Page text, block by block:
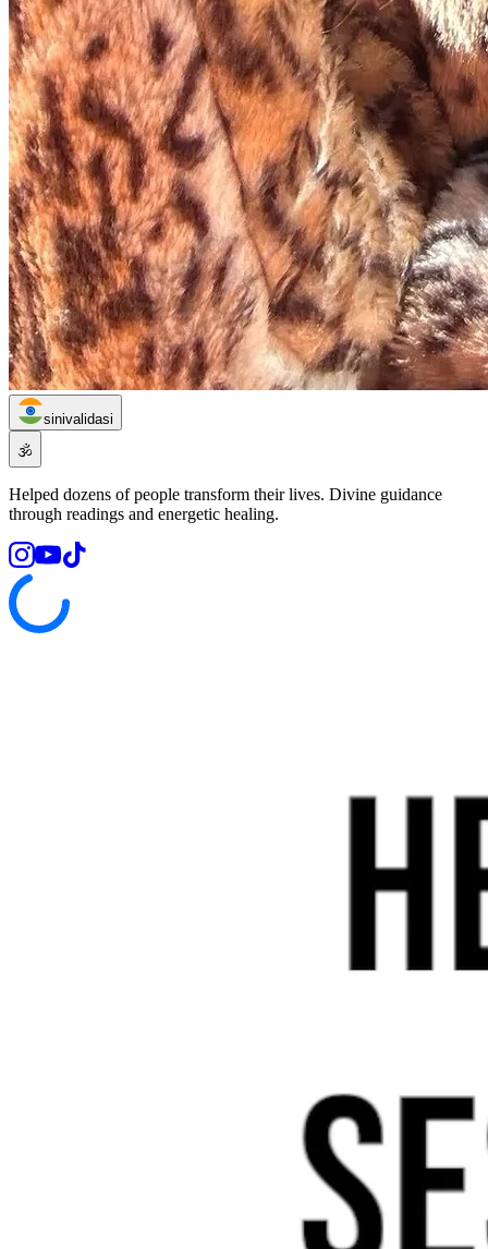
sinivalidasi
🕉️
Helped dozens of people transform their lives. Divine guidance
through readings and energetic healing.